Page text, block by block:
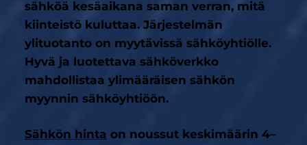
sähköä kesäaikana saman verran, mitä
kiinteistö kuluttaa. Järjestelmän
ylituotanto on myytävissä sähköyhtiölle.
Hyvä ja luotettava sähköverkko
mahdollistaa ylimääräisen sähkön
myynnin sähköyhtiöön.
Sähkön hinta on noussut keskimäärin 4–